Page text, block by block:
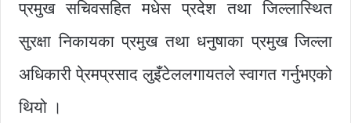
प्रमुख सचिवसहित मधेस प्रदेश तथा जिल्लास्थित
सुरक्षा निकायका प्रमुख तथा धनुषाका प्रमुख जिल्ला
अधिकारी पे्रमप्रसाद लुइँटेललगायतले स्वागत गर्नुभएको
थियो ।